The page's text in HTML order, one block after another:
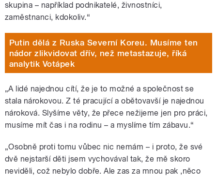
skupina – například podnikatelé, živnostníci,
zaměstnanci, kdokoliv.“
Putin dělá z Ruska Severní Koreu. Musíme ten
nádor zlikvidovat dřív, než metastazuje, říká
analytik Votápek
„A lidé najednou cítí, že je to možné a společnost se
stala nárokovou. Z té pracující a obětovavší je najednou
nároková. Slyšíme věty, že přece nežijeme jen pro práci,
musíme mít čas i na rodinu – a myslíme tím zábavu.“
„Osobně proti tomu vůbec nic nemám – i proto, že své
dvě nejstarší děti jsem vychovával tak, že mě skoro
neviděli, což nebylo dobře. Ale zas za mnou pak ,něco